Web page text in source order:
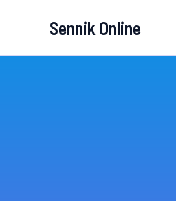
Sennik Online